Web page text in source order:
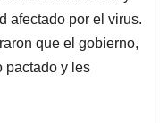
afectado por el virus.
que el gobierno,
pactado y les